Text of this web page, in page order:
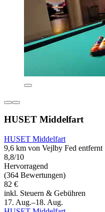
HUSET Middelfart
HUSET Middelfart
9,6 km von Vejlby Fed entfernt
8,8/10
Hervorragend
(364 Bewertungen)
82 €
inkl. Steuern & Gebühren
17. Aug.–18. Aug.